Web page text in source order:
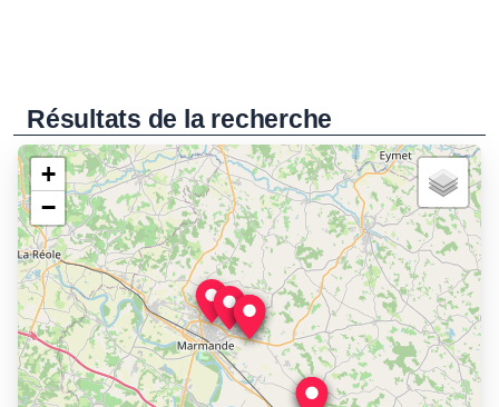
Résultats de la recherche
+
−